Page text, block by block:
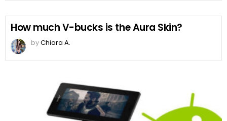
How much V-bucks is the Aura Skin?
byChiara A.